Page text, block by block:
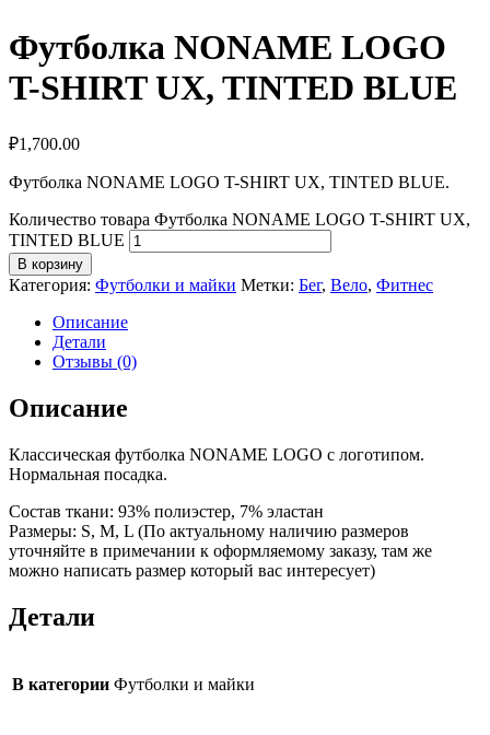
Футболка NONAME LOGO
T-SHIRT UX, TINTED BLUE
₽1,700.00
Футболка NONAME LOGO T-SHIRT UX, TINTED BLUE.
Количество товара Футболка NONAME LOGO T-SHIRT UX,
TINTED BLUE
В корзину
Категория: Футболки и майки Метки: Бег, Вело, Фитнес
Описание
Детали
Отзывы (0)
Описание
Классическая футболка NONAME LOGO с логотипом.
Нормальная посадка.
Состав ткани: 93% полиэстер, 7% эластан
Размеры: S, M, L (По актуальному наличию размеров
уточняйте в примечании к оформляемому заказу, там же
можно написать размер который вас интересует)
Детали
В категории Футболки и майки